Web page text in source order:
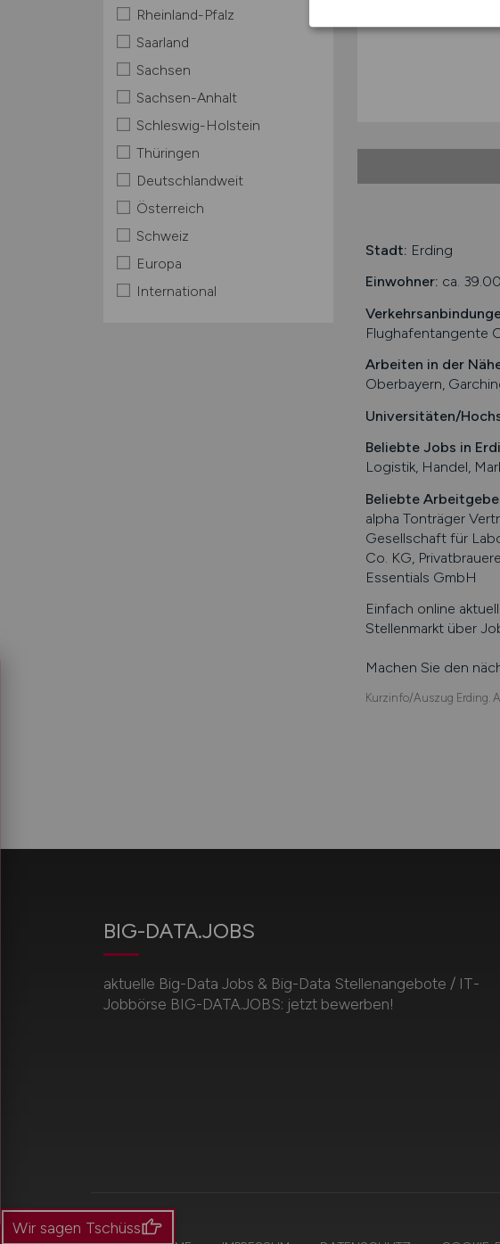
Rheinland-Pfalz
Saarland
Sachsen
Sachsen-Anhalt
Schleswig-Holstein
Thüringen
Deutschlandweit
Österreich
Schweiz
Europa
International
Stadt: Erding
Einwohner: ca.
Flughafentangente
Arbeiten in der
Oberbayern,
Universitäten/
Beliebte Jobs in
Logistik, Handel,
Beliebte
alpha Tonträger
Gesellschaft für
Co. KG,
Essentials GmbH
Einfach online
Stellenmarkt über
Machen Sie den
Kurzinfo/Auszug Erding.
BIG-DATA.JOBS
aktuelle Big-Data Jobs & Big-Data Stellenangebote / IT-
Jobbörse BIG-DATA.JOBS: jetzt bewerben!
Wir sagen Tschüss